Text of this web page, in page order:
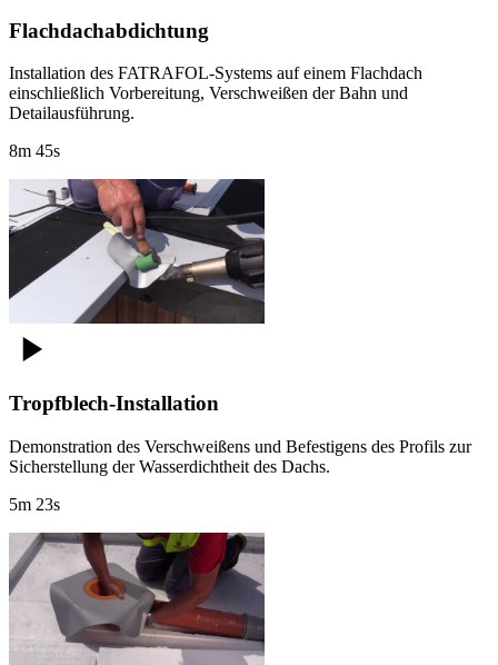
Flachdachabdichtung
Installation des FATRAFOL-Systems auf einem Flachdach
einschließlich Vorbereitung, Verschweißen der Bahn und
Detailausführung.
8m 45s
Tropfblech-Installation
Demonstration des Verschweißens und Befestigens des Profils zur
Sicherstellung der Wasserdichtheit des Dachs.
5m 23s